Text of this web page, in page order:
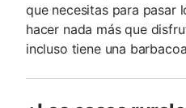
que necesitas para pasar
hacer nada más que
incluso tiene una